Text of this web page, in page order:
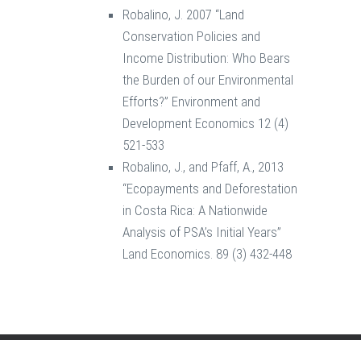
Robalino, J. 2007 “Land
Conservation Policies and
Income Distribution: Who Bears
the Burden of our Environmental
Efforts?” Environment and
Development Economics 12 (4)
521-533
Robalino, J., and Pfaff, A., 2013
“Ecopayments and Deforestation
in Costa Rica: A Nationwide
Analysis of PSA’s Initial Years”
Land Economics. 89 (3) 432-448